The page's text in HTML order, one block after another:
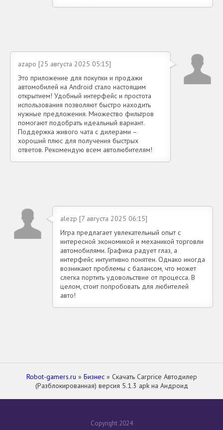
azapo [25 августа 2025 05:15]
Это приложение для покупки и продажи
автомобилей на Android стало настоящим
открытием! Удобный интерфейс и простота
использования позволяют быстро находить
нужные предложения. Множество фильтров
помогают подобрать идеальный вариант.
Поддержка живого чата с дилерами –
хороший плюс для получения быстрых
ответов. Рекомендую всем автолюбителям!
alezp [7 августа 2025 06:15]
Игра предлагает увлекательный опыт с
интересной экономикой и механикой торговли
автомобилями. Графика радует глаз, а
интерфейс интуитивно понятен. Однако иногда
возникают проблемы с балансом, что может
слегка портить удовольствие от процесса. В
целом, стоит попробовать для любителей
авто!
Robot-gamers.ru » Бизнес» Скачать Carprice Автодилер
(Разблокированная) версия 5.1.3 apk на Андроид
Copyright 2024